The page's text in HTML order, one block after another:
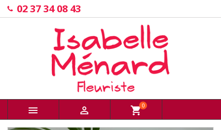
02 37 34 08 43
  shopping_cart0